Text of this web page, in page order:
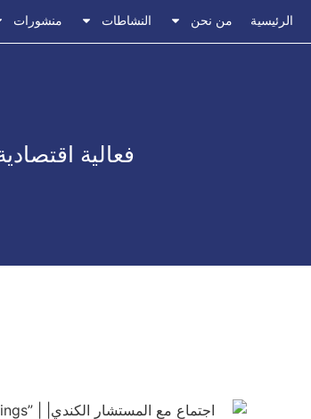
الرئيسية من نحن النشاطات منشورات
فعالية